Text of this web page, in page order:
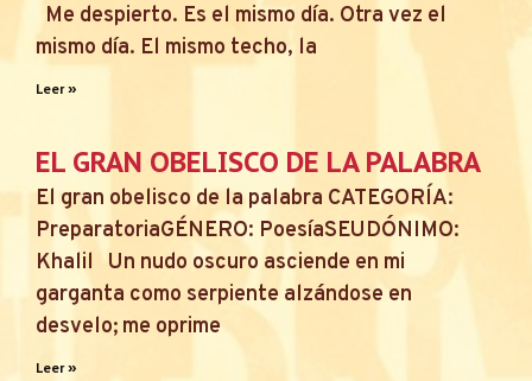
Me despierto. Es el mismo día. Otra vez el
mismo día. El mismo techo, la
Leer »
EL GRAN OBELISCO DE LA PALABRA
El gran obelisco de la palabra CATEGORÍA:
PreparatoriaGÉNERO: PoesíaSEUDÓNIMO:
Khalil Un nudo oscuro asciende en mi
garganta como serpiente alzándose en
desvelo; me oprime
Leer »